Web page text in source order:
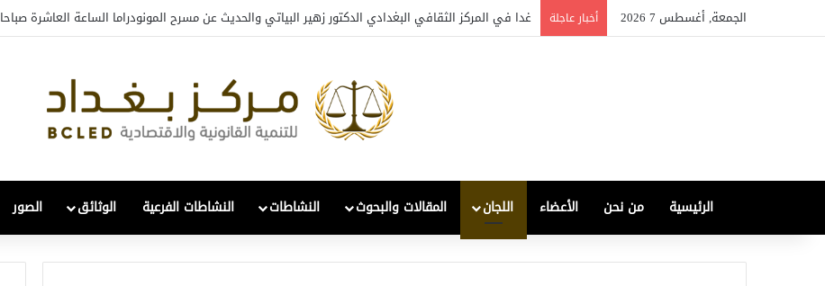
الجمعة, أغسطس 7 2026 أخبار عاجلة غدا في المركز الثقافي البغدادي الدكتور زهير البياتي والحديث عن مسرح المونودراما الساعة العاشرة صباحا
الرئيسية من نحن الأعضاء اللجان المقالات والبحوث النشاطات النشاطات الفرعية الوثائق الصور